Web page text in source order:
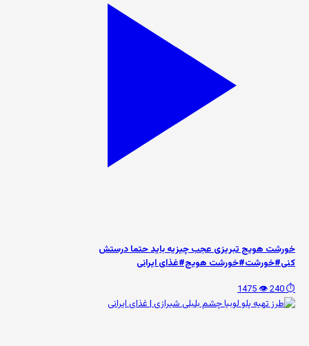
خورشت هویج تبریزی عجب چیزیه باید حتما درستش
کنی#خورشت#خورشت هویج#غذای ایرانی
⏱️ 240
👁️ 1475